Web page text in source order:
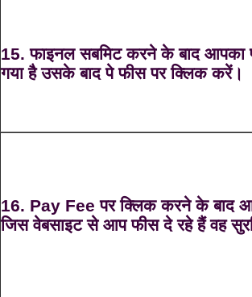
15. फाइनल सबमिट करने के बाद आपका
गया है उसके बाद पे फीस पर क्लिक करें।
16. Pay Fee पर क्लिक करने के बाद
जिस वेबसाइट से आप फीस दे रहे हैं वह